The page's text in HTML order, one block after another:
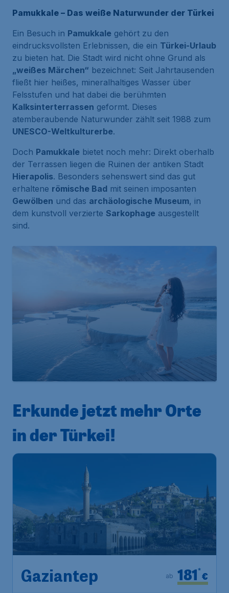
Pamukkale – Das weiße Naturwunder der Türkei
Ein Besuch in Pamukkale gehört zu den
eindrucksvollsten Erlebnissen, die ein Türkei-Urlaub
zu bieten hat. Die Stadt wird nicht ohne Grund als
„weißes Märchen“ bezeichnet: Seit Jahrtausenden
fließt hier heißes, mineralhaltiges Wasser über
Felsstufen und hat dabei die berühmten
Kalksinterterrassen geformt. Dieses
atemberaubende Naturwunder zählt seit 1988 zum
UNESCO-Weltkulturerbe.
Doch Pamukkale bietet noch mehr: Direkt oberhalb
der Terrassen liegen die Ruinen der antiken Stadt
Hierapolis. Besonders sehenswert sind das gut
erhaltene römische Bad mit seinen imposanten
Gewölben und das archäologische Museum, in
dem kunstvoll verzierte Sarkophage ausgestellt
sind.
Erkunde jetzt mehr Orte
in der Türkei!
Gaziantep €
181*
ab